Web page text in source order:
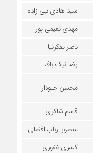
سید هادی نبی زاده
مهدی نعیمی پور
ناصر تفکرنیا
رضا نیک باف
محسن جلودار
قاسم شاکری
منصور ارباب افضلی
کسری غفوری